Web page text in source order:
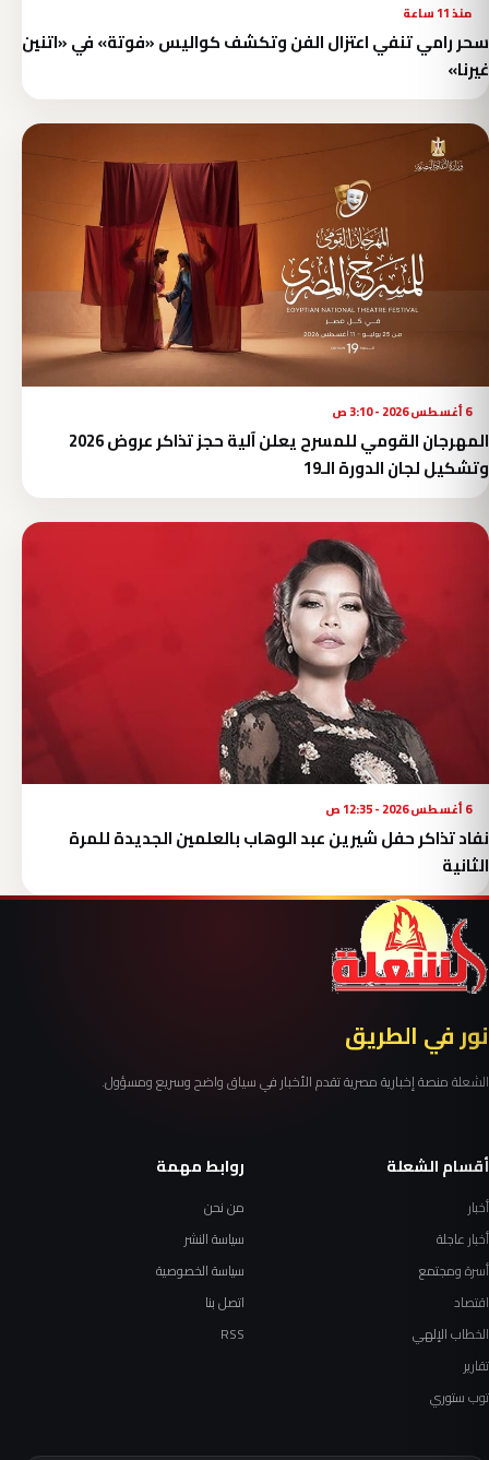
منذ 11 ساعة
سحر رامي تنفي اعتزال الفن وتكشف كواليس «فوتة» في «اتنين
غيرنا»
6 أغسطس 2026 - 3:10 ص
المهرجان القومي للمسرح يعلن آلية حجز تذاكر عروض 2026
وتشكيل لجان الدورة الـ19
6 أغسطس 2026 - 12:35 ص
نفاد تذاكر حفل شيرين عبد الوهاب بالعلمين الجديدة للمرة
الثانية
نور في الطريق
الشعلة منصة إخبارية مصرية تقدم الأخبار في سياق واضح وسريع ومسؤول.
أقسام الشعلة
أخبار
أخبار عاجلة
أسرة ومجتمع
اقتصاد
الخطاب الإلهي
تقارير
توب ستوري
روابط مهمة
من نحن
سياسة النشر
سياسة الخصوصية
اتصل بنا
RSS